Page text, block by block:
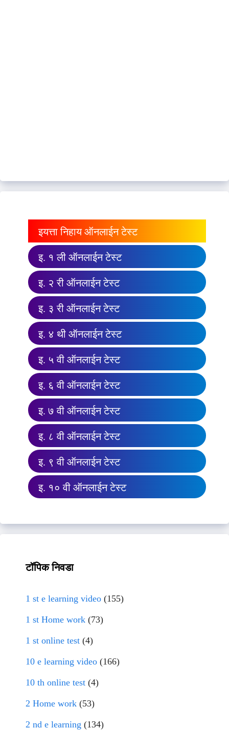
इयत्ता निहाय ऑनलाईन टेस्ट
इ. १ ली ऑनलाईन टेस्ट
इ. २ री ऑनलाईन टेस्ट
इ. ३ री ऑनलाईन टेस्ट
इ. ४ थी ऑनलाईन टेस्ट
इ. ५ वी ऑनलाईन टेस्ट
इ. ६ वी ऑनलाईन टेस्ट
इ. ७ वी ऑनलाईन टेस्ट
इ. ८ वी ऑनलाईन टेस्ट
इ. ९ वी ऑनलाईन टेस्ट
इ. १० वी ऑनलाईन टेस्ट
टॉपिक निवडा
1 st e learning video (155)
1 st Home work (73)
1 st online test (4)
10 e learning video (166)
10 th online test (4)
2 Home work (53)
2 nd e learning (134)